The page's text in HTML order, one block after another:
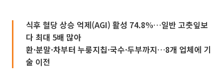
식후 혈당 상승 억제(AGI) 활성 74.8%…일반 고춧잎보
다 최대 5배 많아
환·분말·차부터 누룽지칩·국수·두부까지…8개 업체에 기
술 이전